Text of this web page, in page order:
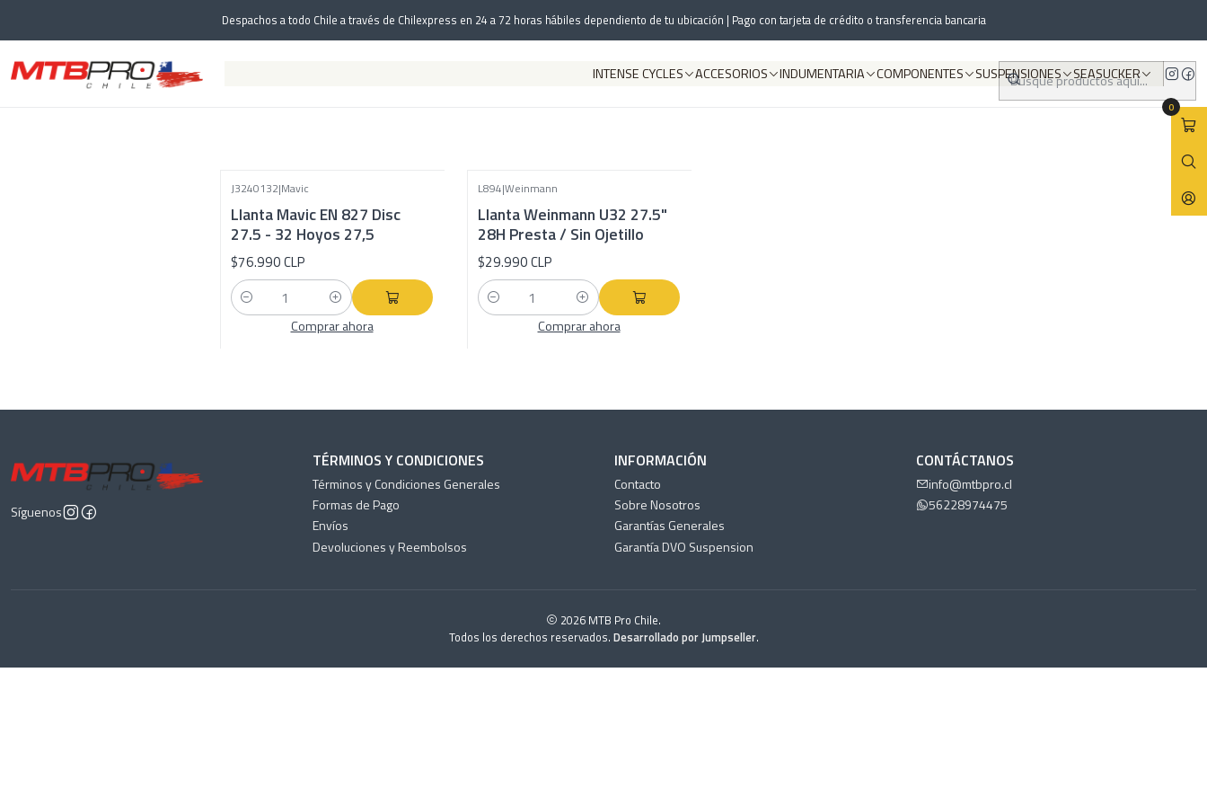
INTENSE CYCLES ACCESORIOS INDUMENTARIA COMPONENTES SUSPENSIONES SEASUCKER
0
Despachos a todo Chile a través de Chilexpress en 24 a 72 horas hábiles dependiento de tu ubicación | Pago con tarjeta de crédito o transferencia bancaria
Inicio Componentes Ruedas Llantas
Llantas
J3240132|Mavic
Llanta Mavic EN 827 Disc
27.5 - 32 Hoyos 27,5
$76.990 CLP
Cantidad
Comprar ahora
L894|Weinmann
Llanta Weinmann U32 27.5"
28H Presta / Sin Ojetillo
$29.990 CLP
Cantidad
Comprar ahora
Síguenos
TÉRMINOS Y CONDICIONES
Términos y Condiciones Generales
Formas de Pago
Envíos
Devoluciones y Reembolsos
INFORMACIÓN
Contacto
Sobre Nosotros
Garantías Generales
Garantía DVO Suspension
CONTÁCTANOS
info@mtbpro.cl
56228974475
2026 MTB Pro Chile.
Todos los derechos reservados. Desarrollado por Jumpseller.